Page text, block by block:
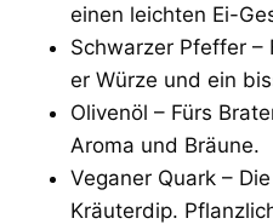
einen leichten Ei-
Schwarzer Pfeffer –
er Würze und ein
Olivenöl – Fürs
Aroma und Bräune.
Veganer Quark –
Kräuterdip.